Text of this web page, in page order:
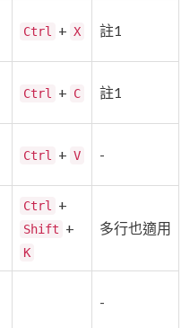
Ctrl + X 註1
Ctrl + C 註1
Ctrl + V -
Ctrl +
Shift +
K
多行也適用
-